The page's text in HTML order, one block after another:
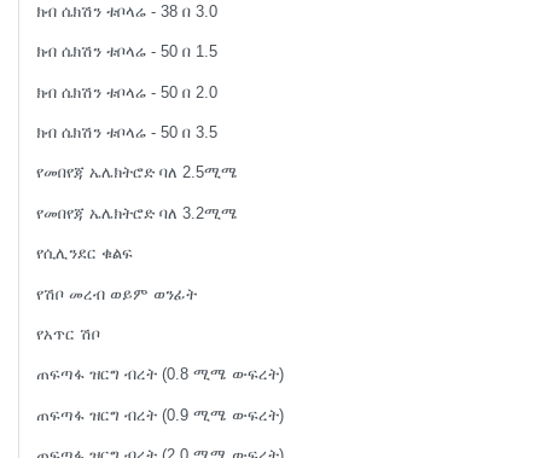
ክብ ሴክሽን ቱቦላሬ - 38 በ 3.0
ክብ ሴክሽን ቱቦላሬ - 50 በ 1.5
ክብ ሴክሽን ቱቦላሬ - 50 በ 2.0
ክብ ሴክሽን ቱቦላሬ - 50 በ 3.5
የመበየጃ ኤሌክትሮድ ባለ 2.5ሚሜ
የመበየጃ ኤሌክትሮድ ባለ 3.2ሚሜ
የሲሊንደር ቁልፍ
የሽቦ መረብ ወይም ወንፊት
የአጥር ሽቦ
ጠፍጣፋ ዝርግ ብረት (0.8 ሚሜ ውፍረት)
ጠፍጣፋ ዝርግ ብረት (0.9 ሚሜ ውፍረት)